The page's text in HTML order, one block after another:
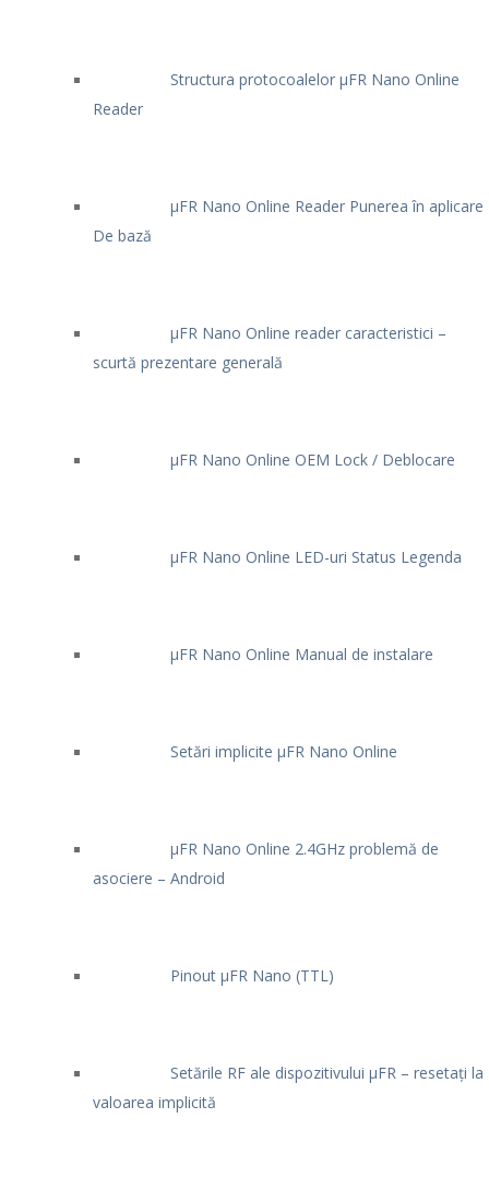
Structura protocoalelor μFR Nano Online
Reader
μFR Nano Online Reader Punerea în aplicare
De bază
μFR Nano Online reader caracteristici –
scurtă prezentare generală
μFR Nano Online OEM Lock / Deblocare
μFR Nano Online LED-uri Status Legenda
μFR Nano Online Manual de instalare
Setări implicite μFR Nano Online
μFR Nano Online 2.4GHz problemă de
asociere – Android
Pinout μFR Nano (TTL)
Setările RF ale dispozitivului μFR – resetați la
valoarea implicită